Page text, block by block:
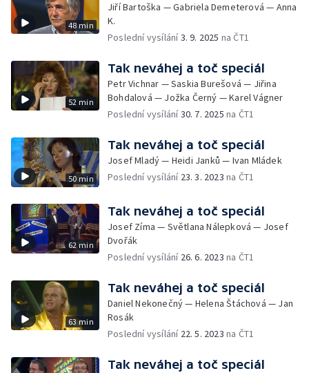
48 min
Jiří Bartoška — Gabriela Demeterová — Anna
K.
Poslední vysílání3. 9. 2025 na ČT1
52 min
Tak neváhej a toč speciál
Petr Vichnar — Saskia Burešová — Jiřina
Bohdalová — Jožka Černý — Karel Vágner
Poslední vysílání30. 7. 2025 na ČT1
50 min
Tak neváhej a toč speciál
Josef Mladý — Heidi Janků — Ivan Mládek
Poslední vysílání 23. 3. 2023 na ČT1
62 min
Tak neváhej a toč speciál
Josef Zíma — Světlana Nálepková — Josef
Dvořák
Poslední vysílání 26. 6. 2023 na ČT1
63 min
Tak neváhej a toč speciál
Daniel Nekonečný — Helena Štáchová — Jan
Rosák
Poslední vysílání 22. 5. 2023 na ČT1
Tak neváhej a toč speciál